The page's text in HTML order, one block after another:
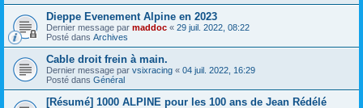
Dieppe Evenement Alpine en 2023
Dernier message par maddoc « 29 juil. 2022, 08:22
Posté dans Archives
Cable droit frein à main.
Dernier message par vsixracing « 04 juil. 2022, 16:29
Posté dans Général
[Résumé] 1000 ALPINE pour les 100 ans de Jean Rédélé